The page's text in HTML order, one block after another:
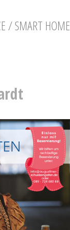
/ SMART HOME